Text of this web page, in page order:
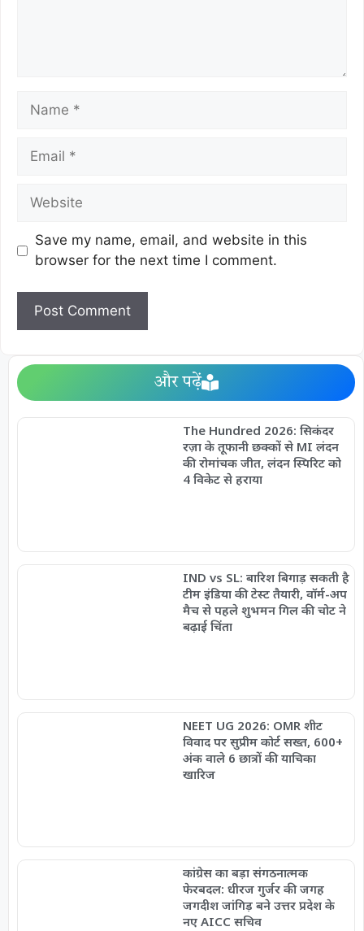
Save my name, email, and website in this
browser for the next time I comment.
और पढ़ें
The Hundred 2026: सिकंदर
रज़ा के तूफानी छक्कों से MI लंदन
की रोमांचक जीत, लंदन स्पिरिट को
4 विकेट से हराया
IND vs SL: बारिश बिगाड़ सकती है
टीम इंडिया की टेस्ट तैयारी, वॉर्म-अप
मैच से पहले शुभमन गिल की चोट ने
बढ़ाई चिंता
NEET UG 2026: OMR शीट
विवाद पर सुप्रीम कोर्ट सख्त, 600+
अंक वाले 6 छात्रों की याचिका
खारिज
कांग्रेस का बड़ा संगठनात्मक
फेरबदल: धीरज गुर्जर की जगह
जगदीश जांगिड़ बने उत्तर प्रदेश के
नए AICC सचिव